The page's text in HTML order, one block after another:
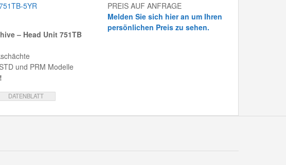
5YR
– Head Unit 751TB
und PRM Modelle
DATENBLATT
PREIS AUF ANFRAGE
Melden Sie sich hier an um Ihren
persönlichen Preis zu sehen.